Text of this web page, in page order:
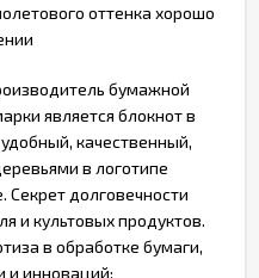
оттенка хорошо
бумажной
является блокнот в
качественный,
в логотипе
долговечности
и культовых продуктов.
в обработке бумаги,
и инноваций: